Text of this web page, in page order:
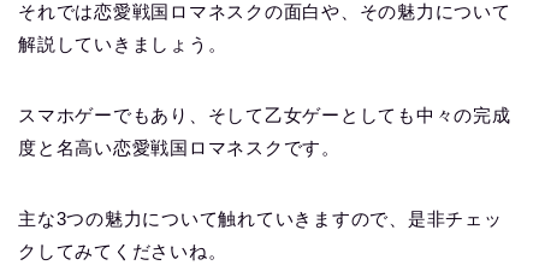
それでは恋愛戦国ロマネスクの面白や、その魅力について
解説していきましょう。
スマホゲーでもあり、そして乙女ゲーとしても中々の完成
度と名高い恋愛戦国ロマネスクです。
主な3つの魅力について触れていきますので、是非チェッ
クしてみてくださいね。